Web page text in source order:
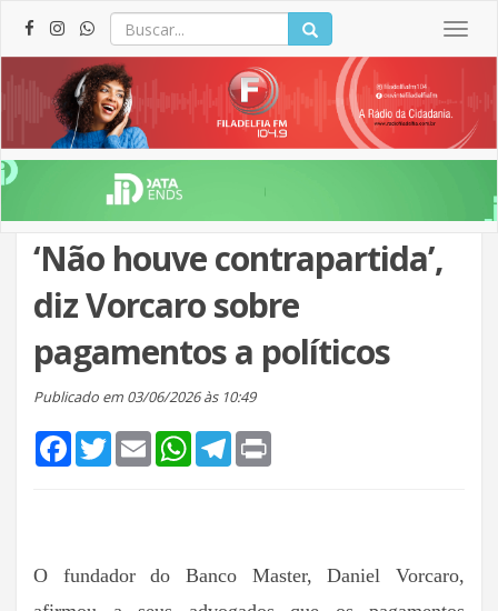
‘Não houve contrapartida’,
diz Vorcaro sobre
pagamentos a políticos
Publicado em 03/06/2026 às 10:49
FacebookTwitterEmail WhatsApp
Telegram
O fundador do Banco Master, Daniel Vorcaro,